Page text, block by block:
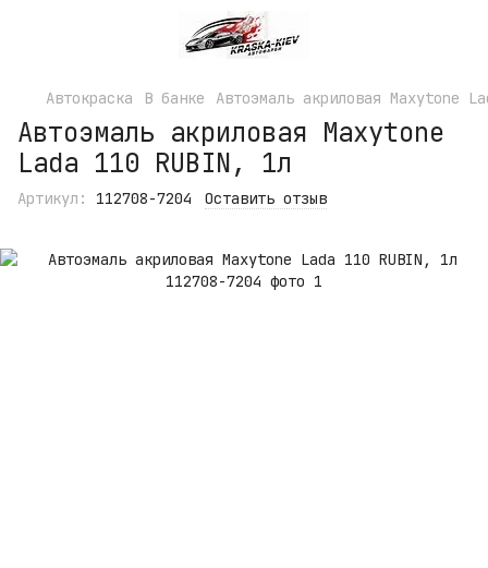
Автокраска В банке Автоэмаль акриловая Maxytone
Автоэмаль акриловая Maxytone
Lada 110 RUBIN, 1л
Артикул: 112708-7204 Оставить отзыв